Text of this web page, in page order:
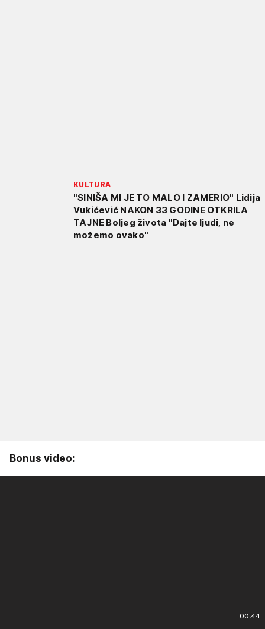
KULTURA
"SINIŠA MI JE TO MALO I ZAMERIO" Lidija
Vukićević NAKON 33 GODINE OTKRILA
TAJNE Boljeg života "Dajte ljudi, ne
možemo ovako"
Bonus video:
00:44